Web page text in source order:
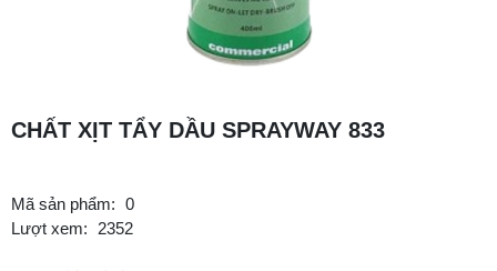
CHẤT XỊT TẨY DẦU SPRAYWAY 833
Mã sản phẩm: 0
Lượt xem:
2352